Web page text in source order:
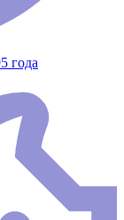
года